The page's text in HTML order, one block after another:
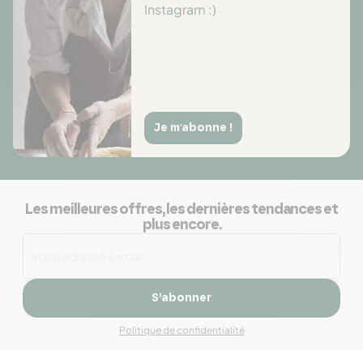
Instagram :)
Je m'abonne !
Les meilleures offres, les dernières tendances et
plus encore.
S’abonner
Politique de confidentialité